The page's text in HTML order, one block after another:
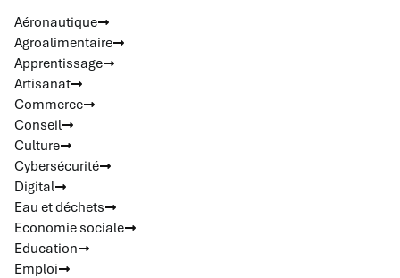
Aéronautique
Agroalimentaire
Apprentissage
Artisanat
Commerce
Conseil
Culture
Cybersécurité
Digital
Eau et déchets
Economie sociale
Education
Emploi